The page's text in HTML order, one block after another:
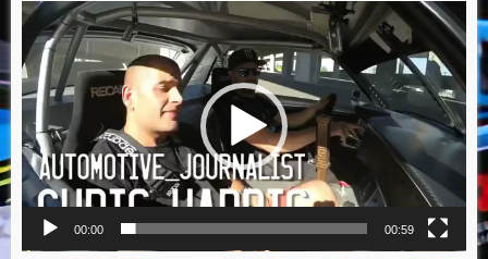
動
画
プ
レ
ー
ー
00:00 00:59